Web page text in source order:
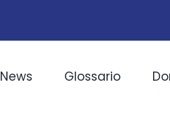
News Glossario